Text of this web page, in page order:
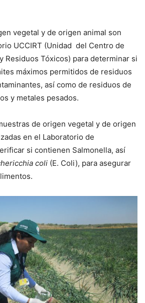
vegetal y de origen animal son
UCCIRT (Unidad del Centro de
Residuos Tóxicos) para determinar si
máximos permitidos de residuos
así como de residuos de
y metales pesados.
de origen vegetal y de origen
en el Laboratorio de
si contienen Salmonella, así
coli (E. Coli), para asegurar